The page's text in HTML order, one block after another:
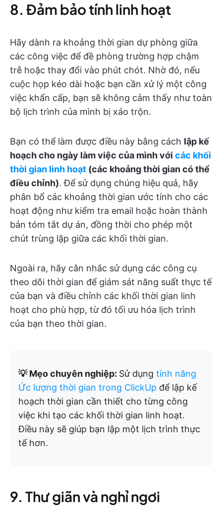
8. Đảm bảo tính linh hoạt
Hãy dành ra khoảng thời gian dự phòng giữa
các công việc để đề phòng trường hợp chậm
trễ hoặc thay đổi vào phút chót. Nhờ đó, nếu
cuộc họp kéo dài hoặc bạn cần xử lý một công
việc khẩn cấp, bạn sẽ không cảm thấy như toàn
bộ lịch trình của mình bị xáo trộn.
Bạn có thể làm được điều này bằng cách lập kế
hoạch cho ngày làm việc của mình với các khối
thời gian linh hoạt (các khoảng thời gian có thể
điều chỉnh). Để sử dụng chúng hiệu quả, hãy
phân bổ các khoảng thời gian ước tính cho các
hoạt động như kiểm tra email hoặc hoàn thành
bản tóm tắt dự án, đồng thời cho phép một
chút trùng lặp giữa các khối thời gian.
Ngoài ra, hãy cân nhắc sử dụng các công cụ
theo dõi thời gian để giám sát năng suất thực tế
của bạn và điều chỉnh các khối thời gian linh
hoạt cho phù hợp, từ đó tối ưu hóa lịch trình
của bạn theo thời gian.
💡 Mẹo chuyên nghiệp: Sử dụng tính năng
Ức lượng thời gian trong ClickUp để lập kế
hoạch thời gian cần thiết cho từng công
việc khi tạo các khối thời gian linh hoạt.
Điều này sẽ giúp bạn lập một lịch trình thực
tế hơn.
9. Thư giãn và nghỉ ngơi